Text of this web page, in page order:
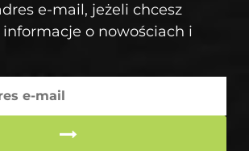
e-mail, jeżeli chcesz
o nowościach i